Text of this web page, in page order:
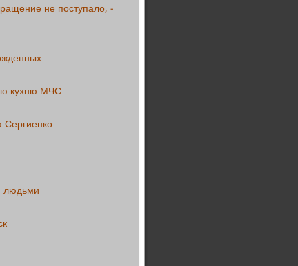
не поступало, -
кухню МЧС
Сергиенко
людьми